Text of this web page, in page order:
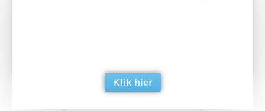
Klik hier